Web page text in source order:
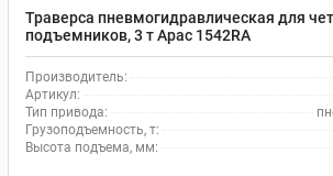
Траверса пневмогидравлическая для
подъемников, 3 т Apac 1542RA
Производитель:
Артикул:
Тип привода:
Грузоподъемность, т:
Высота подъема, мм: